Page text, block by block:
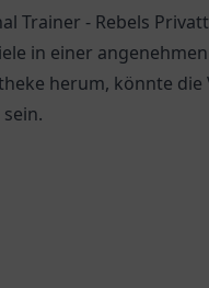
Trainer - Rebels
in einer
herum, könnte die